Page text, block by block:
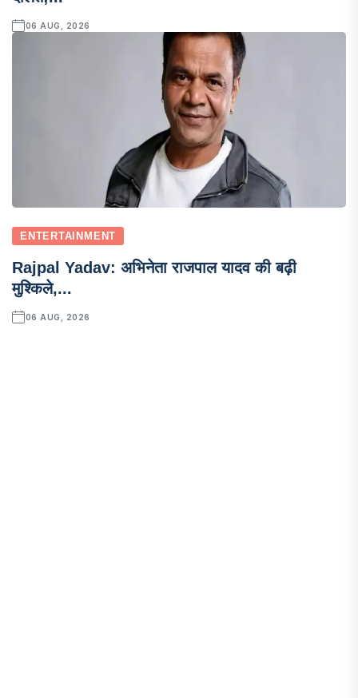
06 AUG, 2026
ENTERTAINMENT
Rajpal Yadav: अभिनेता राजपाल यादव की बढ़ी
मुश्किले,...
06 AUG, 2026